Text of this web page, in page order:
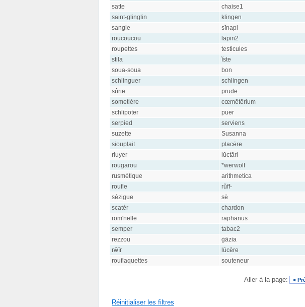
satte
chaise1
saint-glinglin
klingen
sangle
sĭnapi
roucoucou
lapin2
roupettes
testicules
stila
ĭste
soua-soua
bon
schlinguer
schlingen
sûrie
prude
sometière
cœmētērium
schlipoter
puer
serpied
serviens
suzette
Susanna
siouplait
placēre
rluyer
lŭctāri
rougarou
*werwolf
rusmétique
arithmetica
roufle
rŭff-
sézigue
sē
scatèr
chardon
rom'nelle
raphanus
semper
tabac2
rezzou
ġāzia
rẅīr
lūcēre
rouflaquettes
souteneur
Aller à la page: <
Réinitialiser les filtres